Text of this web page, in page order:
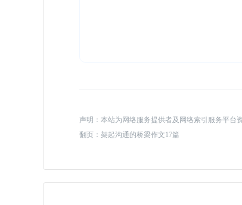
声明：本站为网络服务提供者及网络索引服务平台
翻页： 架起沟通的桥梁作文17篇